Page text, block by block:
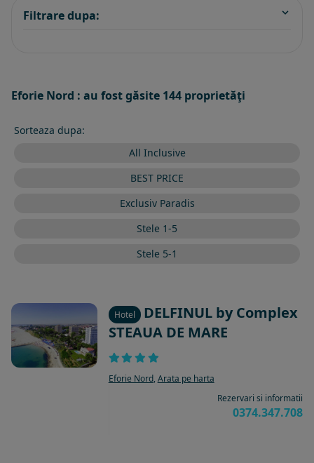
Filtrare dupa:
Eforie Nord : au fost găsite 144 proprietăţi
Sorteaza dupa:
All Inclusive
BEST PRICE
Exclusiv Paradis
Stele 1-5
Stele 5-1
Hotel
DELFINUL by Complex
STEAUA DE MARE
Eforie Nord, Arata pe harta
Rezervari si informatii
0374.347.708